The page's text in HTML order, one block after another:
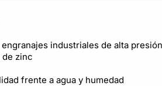
industriales de alta presión
de zinc
frente a agua y humedad